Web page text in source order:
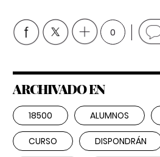
0
ARCHIVADO EN
18500 ALUMNOS
CURSO DISPONDRÁN